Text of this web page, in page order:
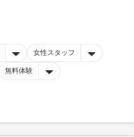
女性スタッフ
無料体験